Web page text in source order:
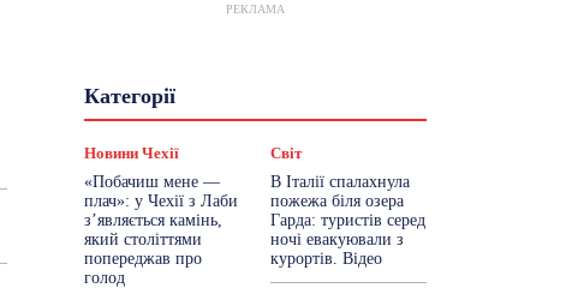
РЕКЛАМА
Категорії
Лайфстайл
Мандри
Новини України
Новини Чехії
Освіта
Політика
Поради
Робота
Сад та город
Світ
Спорт
ТехноМанія
Топ-новини
Фоторепортаж
Новини Чехії
«Побачиш мене —
плач»: у Чехії з Лаби
з’являється камінь,
який століттями
попереджав про
голод
Світ
В Італії спалахнула
пожежа біля озера
Гарда: туристів серед
ночі евакуювали з
курортів. Відео